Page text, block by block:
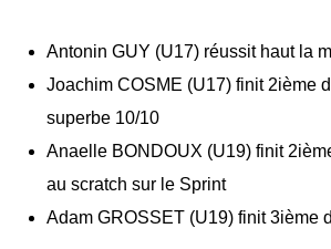
Antonin GUY (U17) réussit haut la
Joachim COSME (U17) finit 2ième
superbe 10/10
Anaelle BONDOUX (U19) finit
au scratch sur le Sprint
Adam GROSSET (U19) finit 3ième